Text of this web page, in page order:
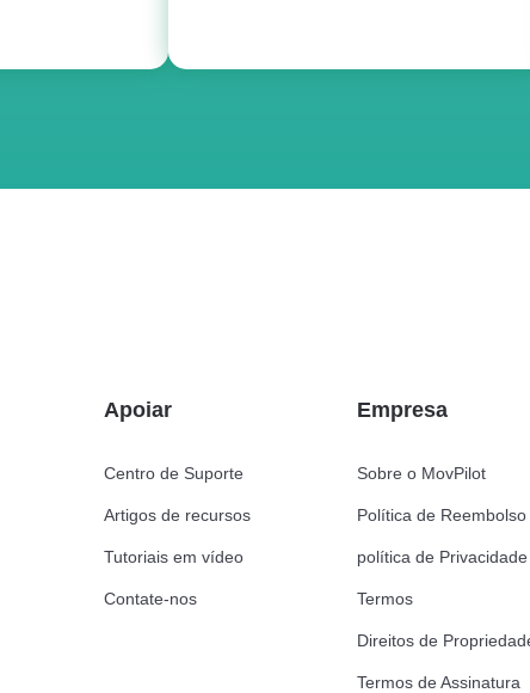
Apoiar
Centro de Suporte
Artigos de recursos
Tutoriais em vídeo
Contate-nos
Empresa
Sobre o MovPilot
Política de Reembolso
política de Privacidade
Termos
Direitos de
Termos de Assinatura